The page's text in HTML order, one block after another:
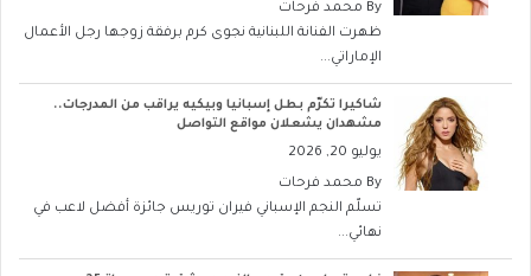
By محمد فرحات
ظهرت الفنانة اللبنانية نجوى كرم برفقة زوجها رجل الأعمال
الإماراتي...
شاكيرا تكرّم بطل إسبانيا وبيكيه يراقب من المدرجات..
مشهدان يشعلان مواقع التواصل
يوليو 20, 2026
By محمد فرحات
تسلّم النجم الإسباني فيران توريس جائزة أفضل لاعب في
نهائي...